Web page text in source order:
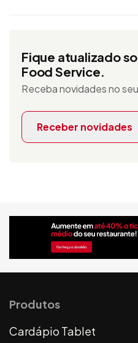
Fique atualizado
Food Service.
Receba novidades no
Receber novidades
Produtos
Cardápio Tablet